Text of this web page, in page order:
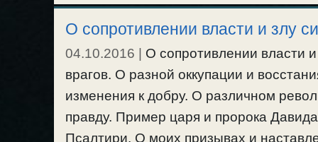
О сопротивлении власти и злу
04.10.2016
О сопротивлении власти
врагов. О разной оккупации и
изменения к добру. О различном
правду. Пример царя и пророка
Псалтири. О моих призывах и